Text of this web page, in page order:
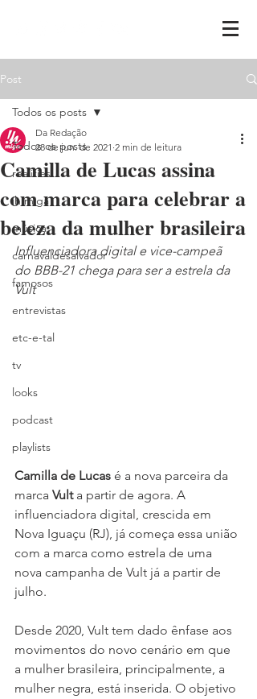
Post
Todos os posts
realities
ih,miga
música
carnavaldesalvador
famosos
entrevistas
etc-e-tal
tv
looks
podcast
playlists
Todos os posts
Camilla de Lucas assina
com marca para celebrar a
beleza da mulher brasileira
Da Redação
28 de jun. de 2021 2 min de leitura
Influenciadora digital e vice-campeã
do BBB-21 chega para ser a estrela da
Vult
Camilla de Lucas é a nova parceira da
marca Vult a partir de agora. A
influenciadora digital, crescida em
Nova Iguaçu (RJ), já começa essa união
com a marca como estrela de uma
nova campanha de Vult já a partir de
julho.
Desde 2020, Vult tem dado ênfase aos
movimentos do novo cenário em que
a mulher brasileira, principalmente, a
mulher negra, está inserida. O objetivo